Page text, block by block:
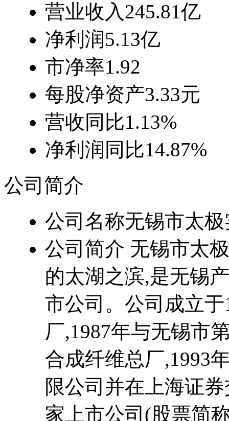
营业收入245.81亿
净利润5.13亿
市净率1.92
每股净资产3.33元
营收同比1.13%
净利润同比14.87%
公司简介
公司名称无锡市太
公司简介 无锡市太
的太湖之滨,是无锡
市公司。公司成立
厂,1987年与无锡市
合成纤维总厂,1993
限公司并在上海证
家上市公司(股票简